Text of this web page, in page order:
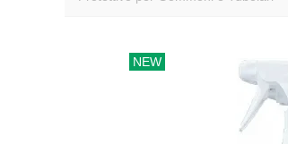
NEW